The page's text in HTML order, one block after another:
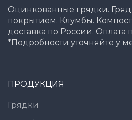
Оцинкованные грядки.
покрытием. Клумбы.
доставка по России. Оплата
*Подробности уточняйте у
ПРОДУКЦИЯ
Грядки